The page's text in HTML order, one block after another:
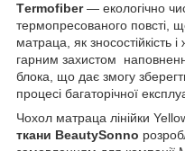
Тermofiber— екологічно
термопресованого повсті,
матраца, як зносостійкість
гарним захистом
блока, що дає змогу
процесі багаторічної
Чохол матраца лінійки
ткани BeautySonno